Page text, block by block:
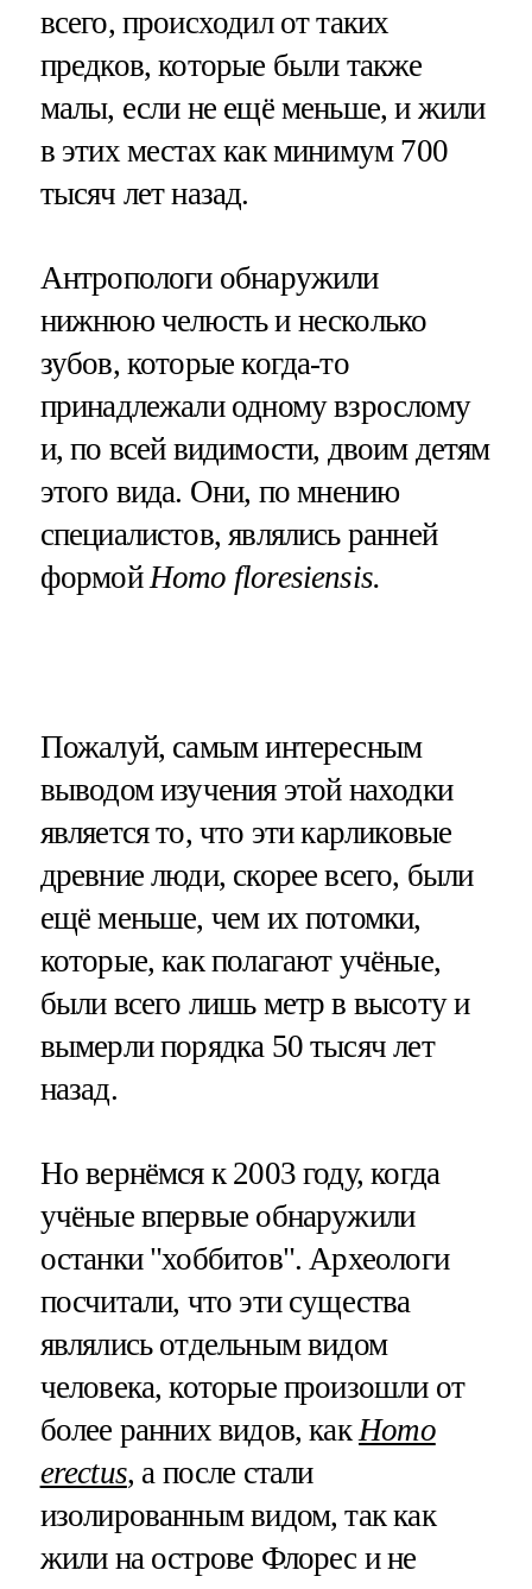
всего, происходил от таких
предков, которые были также
малы, если не ещё меньше, и жили
в этих местах как минимум 700
тысяч лет назад.
Антропологи обнаружили
нижнюю челюсть и несколько
зубов, которые когда-то
принадлежали одному взрослому
и, по всей видимости, двоим детям
этого вида. Они, по мнению
специалистов, являлись ранней
формойHomo floresiensis.
Пожалуй, самым интересным
выводом изучения этой находки
является то, что эти карликовые
древние люди, скорее всего, были
ещё меньше, чем их потомки,
которые, как полагают учёные,
были всего лишь метр в высоту и
вымерли порядка 50 тысяч лет
назад.
Но вернёмся к 2003 году, когда
учёные впервые обнаружили
останки "хоббитов". Археологи
посчитали, что эти существа
являлись отдельным видом
человека, которые произошли от
более ранних видов, как Homo
erectus, а после стали
изолированным видом, так как
жили на острове Флорес и не